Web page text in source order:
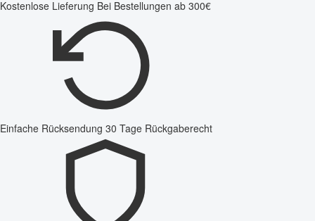
Kostenlose Lieferung Bei Bestellungen ab 300€
Einfache Rücksendung 30 Tage Rückgaberecht